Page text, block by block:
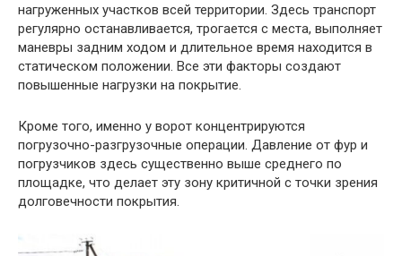
нагруженных участков всей территории. Здесь транспорт
регулярно останавливается, трогается с места, выполняет
маневры задним ходом и длительное время находится в
статическом положении. Все эти факторы создают
повышенные нагрузки на покрытие.
Кроме того, именно у ворот концентрируются
погрузочно-разгрузочные операции. Давление от фур и
погрузчиков здесь существенно выше среднего по
площадке, что делает эту зону критичной с точки зрения
долговечности покрытия.